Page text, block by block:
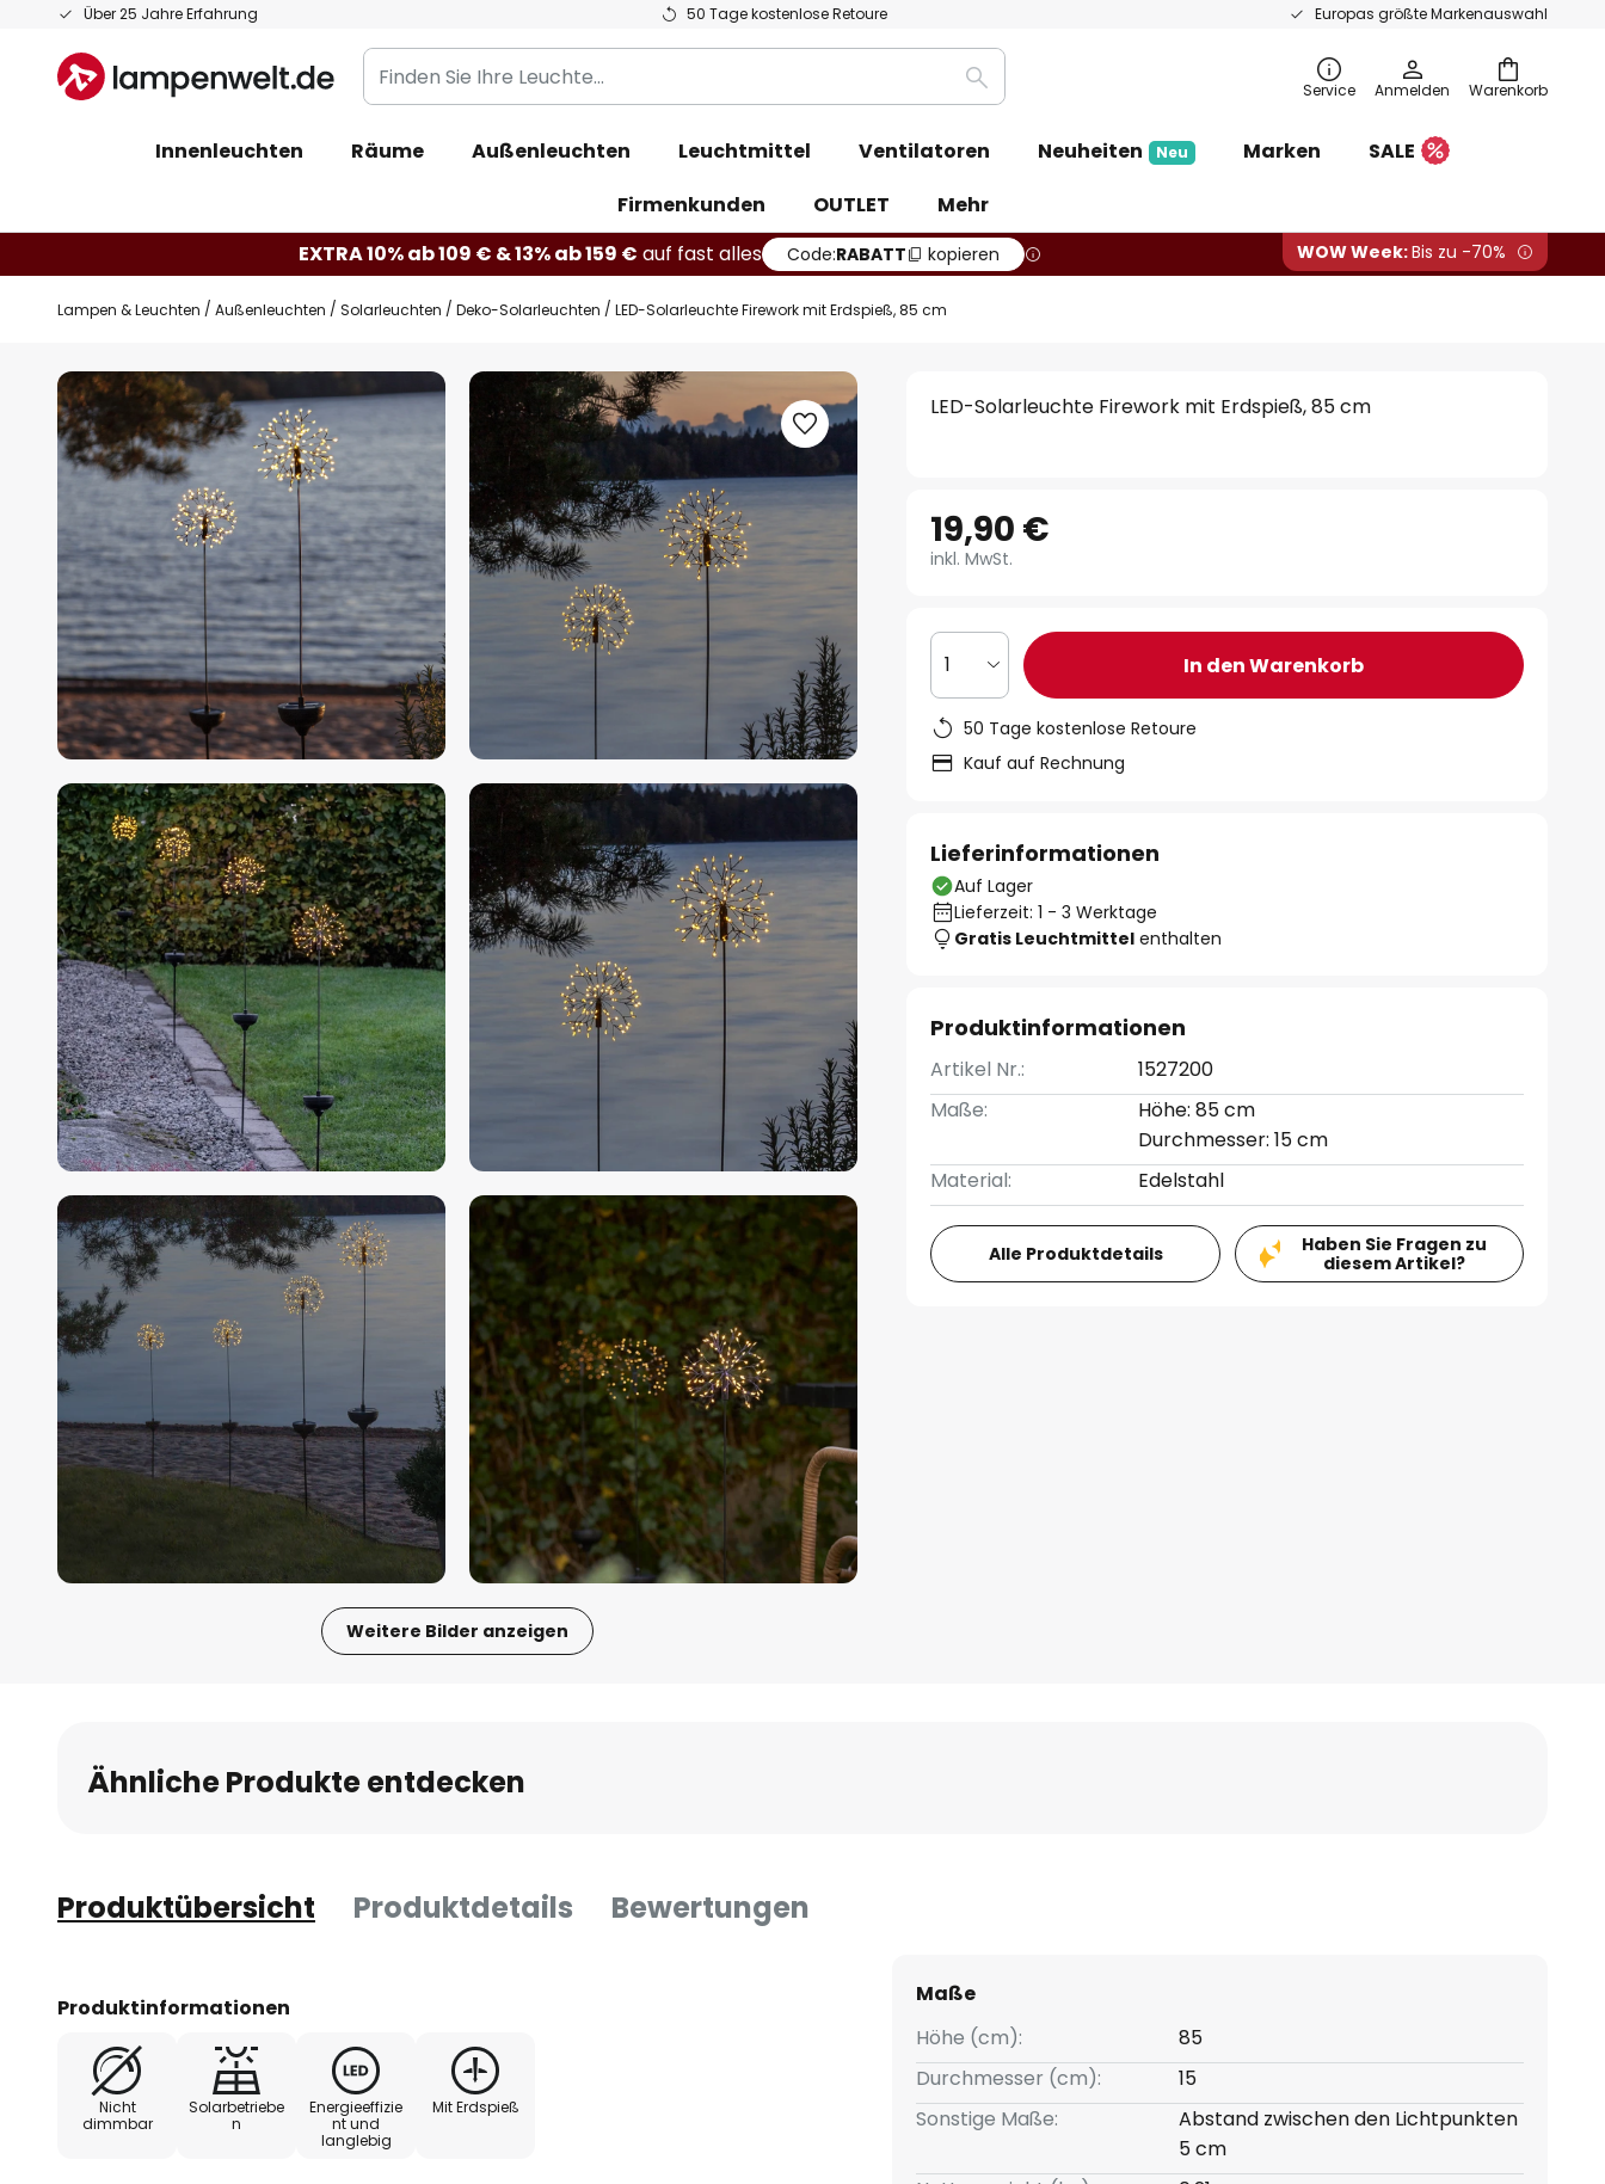
Über 25 Jahre Erfahrung 50 Tage kostenlose Retoure Europas größte Markenauswahl
Zum
springen
Warenkorb
Finden
Sie
Leuchte...
Suche Service Anmelden
Innenleuchten Räume Außenleuchten Leuchtmittel Ventilatoren Neuheiten Neu Marken
SALE
Firmenkunden
OUTLET
Mehr
EXTRA 10% ab 109 € & 13% ab 159 € auf fast alles Code:RABATT kopieren WOW Week:Bis zu -70%
Lampen & Leuchten Außenleuchten Solarleuchten Deko-Solarleuchten LED-Solarleuchte Firework mit Erdspieß, 85 cm
Zum
Ende
der
Bildgalerie
springen
Weitere Bilder anzeigen
Bildgalerie
springen
LED-Solarleuchte Firework mit Erdspieß, 85 cm
19,90 €
inkl. MwSt.
1 In den Warenkorb
50 Tage kostenlose Retoure
Kauf auf Rechnung
Lieferinformationen
Auf Lager
Lieferzeit: 1 - 3 Werktage
Gratis Leuchtmittel enthalten
Produktinformationen
Artikel Nr.:
1527200
Maße:
Höhe: 85 cm
Durchmesser: 15 cm
Material:
Edelstahl
Alle Produktdetails
Haben Sie Fragen zu
diesem Artikel?
Ähnliche Produkte entdecken
Produktübersicht Produktdetails Bewertungen
Produktinformationen
Nicht
dimmbar
Solarbetriebe
n
Energieeffizie
nt und
langlebig
Mit Erdspieß
Maße
Höhe (cm):
85
Durchmesser (cm):
15
Sonstige Maße:
Abstand zwischen den Lichtpunkten
5 cm